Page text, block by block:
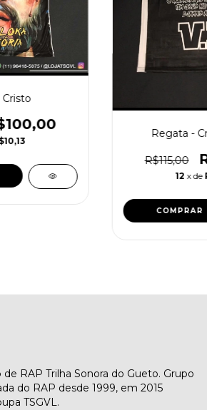
Regata -
R$115,00
12 x de
COMPRAR
RAP Trilha Sonora do Gueto. Grupo
do RAP desde 1999, em 2015
TSGVL.